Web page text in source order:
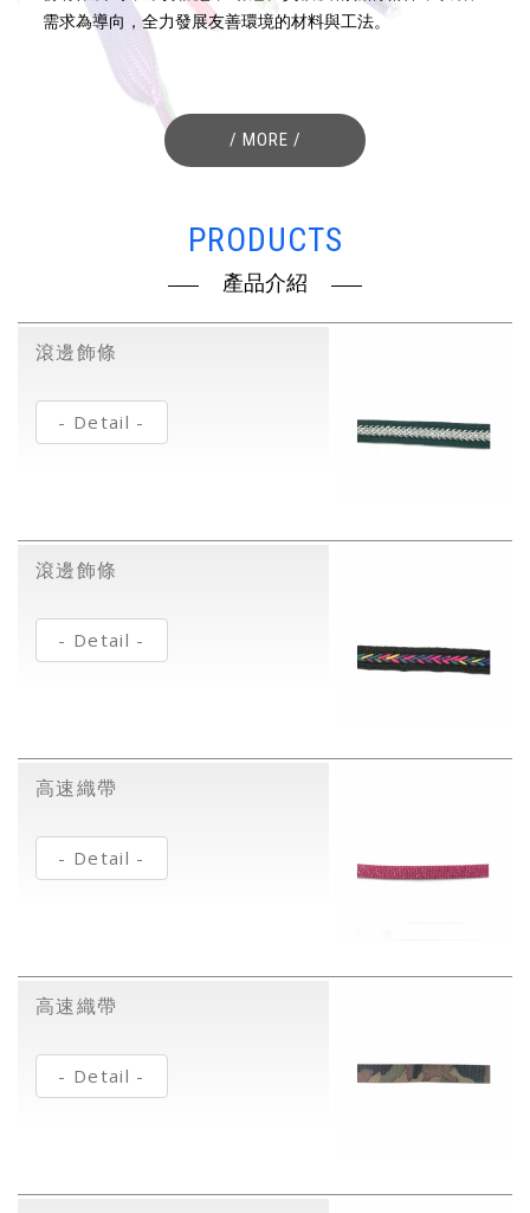
需求為導向，全力發展友善環境的材料與工法。
/ MORE /
PRODUCTS
產品介紹
滾邊飾條
- Detail -
滾邊飾條
- Detail -
高速織帶
- Detail -
高速織帶
- Detail -